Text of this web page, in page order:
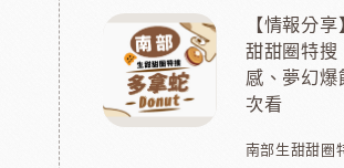
【情報分
甜甜圈特搜
感、夢幻爆
次看
南部生甜甜圈